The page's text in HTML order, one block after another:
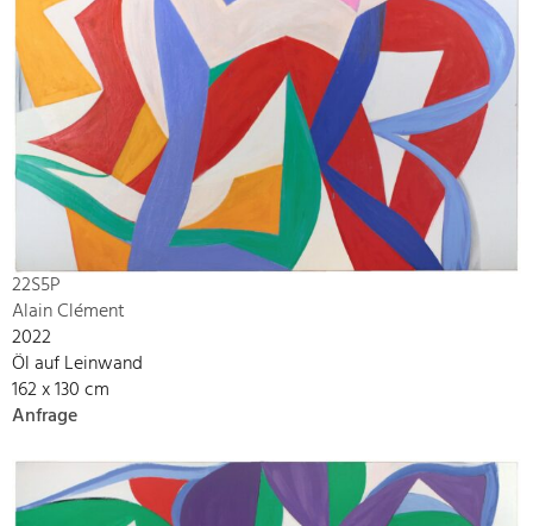
22S5P
Alain Clément
2022
Öl auf Leinwand
162 x 130 cm
Anfrage